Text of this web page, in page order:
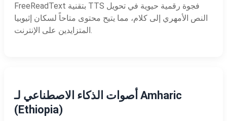
FreeReadText بتقنية TTS فجوة رقمية حيوية في تحويل
النص الأمهري إلى كلام، مما يتيح محتوى متاحاً لسكان إثيوبيا
أصوات الذكاء الاصطناعي لـ Amharic
(Ethiopia)